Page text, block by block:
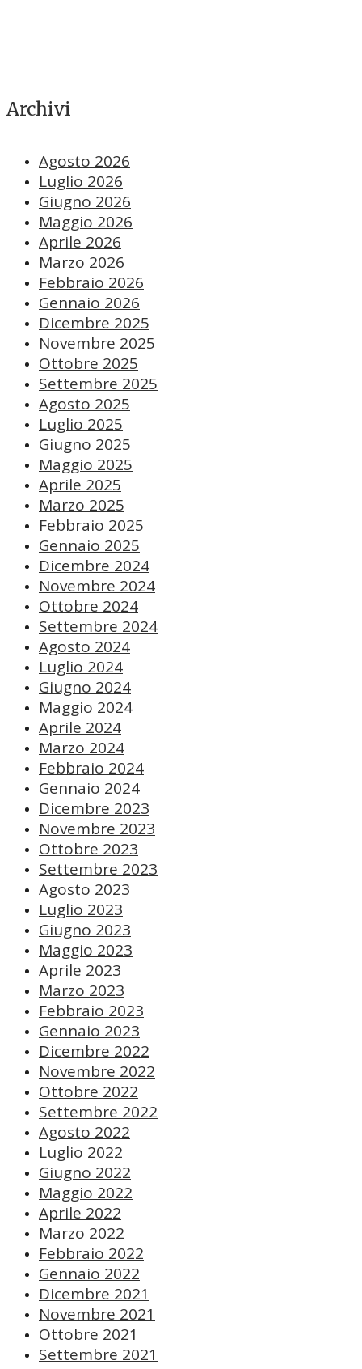
Archivi
Agosto 2026
Luglio 2026
Giugno 2026
Maggio 2026
Aprile 2026
Marzo 2026
Febbraio 2026
Gennaio 2026
Dicembre 2025
Novembre 2025
Ottobre 2025
Settembre 2025
Agosto 2025
Luglio 2025
Giugno 2025
Maggio 2025
Aprile 2025
Marzo 2025
Febbraio 2025
Gennaio 2025
Dicembre 2024
Novembre 2024
Ottobre 2024
Settembre 2024
Agosto 2024
Luglio 2024
Giugno 2024
Maggio 2024
Aprile 2024
Marzo 2024
Febbraio 2024
Gennaio 2024
Dicembre 2023
Novembre 2023
Ottobre 2023
Settembre 2023
Agosto 2023
Luglio 2023
Giugno 2023
Maggio 2023
Aprile 2023
Marzo 2023
Febbraio 2023
Gennaio 2023
Dicembre 2022
Novembre 2022
Ottobre 2022
Settembre 2022
Agosto 2022
Luglio 2022
Giugno 2022
Maggio 2022
Aprile 2022
Marzo 2022
Febbraio 2022
Gennaio 2022
Dicembre 2021
Novembre 2021
Ottobre 2021
Settembre 2021